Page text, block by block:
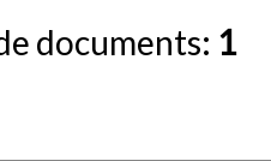
documents: 1